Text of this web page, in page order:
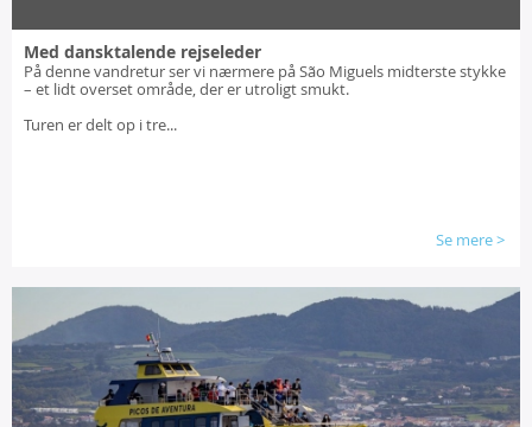
Med dansktalende rejseleder
På denne vandretur ser vi nærmere på São Miguels midterste stykke
– et lidt overset område, der er utroligt smukt.
Turen er delt op i tre...
Se mere>